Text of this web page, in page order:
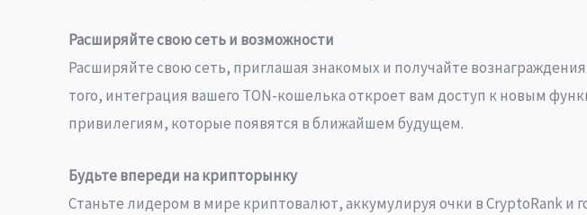
Расширяйте свою сеть и возможности
Расширяйте свою сеть, приглашая знакомых и получайте
того, интеграция вашего TON-кошелька откроет вам доступ к новым
привилегиям, которые появятся в ближайшем будущем.
Будьте впереди на крипторынку
Станьте лидером в мире криптовалют, аккумулируя очки в CryptoRank и